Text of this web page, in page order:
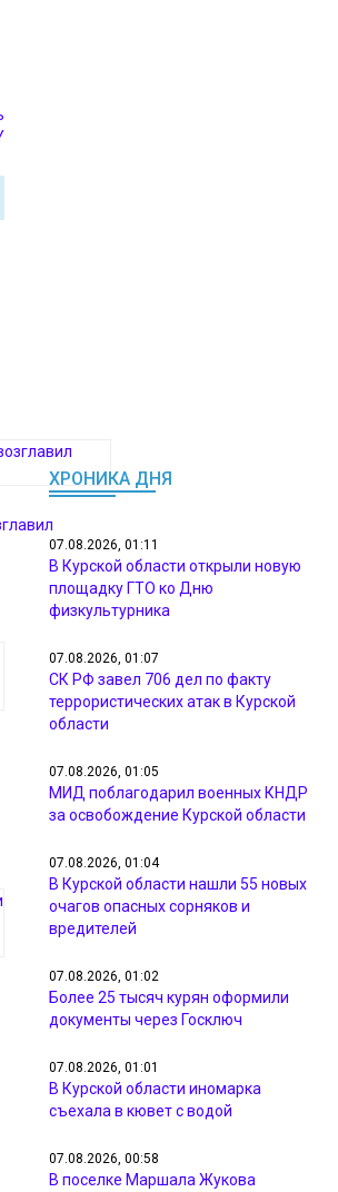
ХРОНИКА ДНЯ
07.08.2026, 01:11
В Курской области открыли новую
площадку ГТО ко Дню
физкультурника
07.08.2026, 01:07
СК РФ завел 706 дел по факту
террористических атак в Курской
области
07.08.2026, 01:05
МИД поблагодарил военных КНДР
за освобождение Курской области
07.08.2026, 01:04
В Курской области нашли 55 новых
очагов опасных сорняков и
вредителей
07.08.2026, 01:02
Более 25 тысяч курян оформили
документы через Госключ
07.08.2026, 01:01
В Курской области иномарка
съехала в кювет с водой
07.08.2026, 00:58
В поселке Маршала Жукова